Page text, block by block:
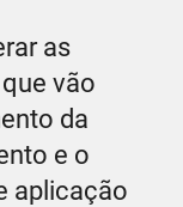
as
vão
da
e o
aplicação